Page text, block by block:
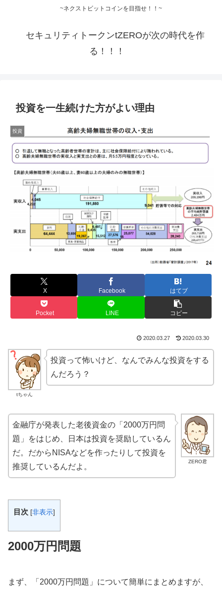
~ネクストビットコインを目指せ！！~
セキュリティトークンtZEROが次の時代を作
る！！！
投資を一生続けた方がよい理由
投資
X Facebook はてブ
Pocket LINE コピー
2020.03.27 2020.03.30
tちゃん
投資って怖いけど、なんでみんな投資をする
んだろう？
ZERO君
金融庁が発表した老後資金の「2000万円問
題」をはじめ、日本は投資を奨励しているん
だ。だからNISAなどを作ったりして投資を
推奨しているんだよ。
目次 [非表示]
2000万円問題
まず、「2000万円問題」について簡単にまとめますが、